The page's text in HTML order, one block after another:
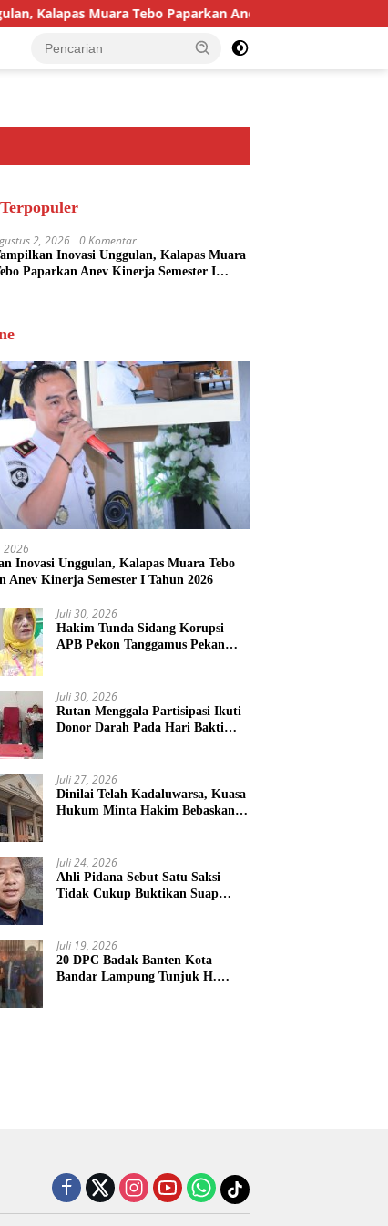
Kalapas Muara Tebo Paparkan Anev Kinerja Semester I
2, 2026 0 Komentar
Inovasi Unggulan, Kalapas Muara
Paparkan Anev Kinerja Semester I
2026
Inovasi Unggulan, Kalapas Muara Tebo
Anev Kinerja Semester I Tahun 2026
Juli 30, 2026
Hakim Tunda Sidang Korupsi
APB Pekon Tanggamus Pekan
Juli 30, 2026
Rutan Menggala Partisipasi Ikuti
Donor Darah Pada Hari Bakti
Juli 27, 2026
Dinilai Telah Kadaluwarsa, Kuasa
Hukum Minta Hakim Bebaskan
Juli 24, 2026
Ahli Pidana Sebut Satu Saksi
Tidak Cukup Buktikan Suap
Juli 19, 2026
20 DPC Badak Banten Kota
Bandar Lampung Tunjuk H.